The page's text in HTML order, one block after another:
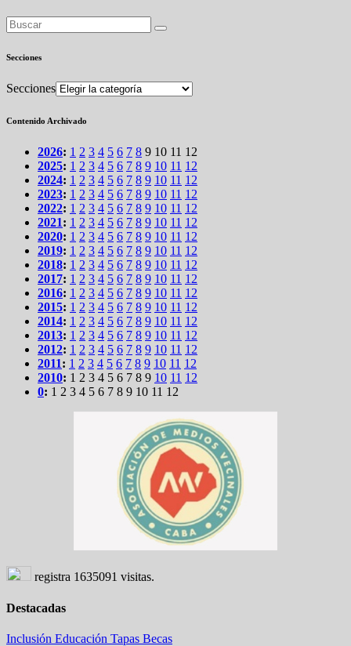
Secciones
Secciones
Contenido Archivado
2026: 1 2 3 4 5 6 7 8 9 10 11 12
2025: 1 2 3 4 5 6 7 8 9 10 11 12
2024: 1 2 3 4 5 6 7 8 9 10 11 12
2023: 1 2 3 4 5 6 7 8 9 10 11 12
2022: 1 2 3 4 5 6 7 8 9 10 11 12
2021: 1 2 3 4 5 6 7 8 9 10 11 12
2020: 1 2 3 4 5 6 7 8 9 10 11 12
2019: 1 2 3 4 5 6 7 8 9 10 11 12
2018: 1 2 3 4 5 6 7 8 9 10 11 12
2017: 1 2 3 4 5 6 7 8 9 10 11 12
2016: 1 2 3 4 5 6 7 8 9 10 11 12
2015: 1 2 3 4 5 6 7 8 9 10 11 12
2014: 1 2 3 4 5 6 7 8 9 10 11 12
2013: 1 2 3 4 5 6 7 8 9 10 11 12
2012: 1 2 3 4 5 6 7 8 9 10 11 12
2011: 1 2 3 4 5 6 7 8 9 10 11 12
2010: 1 2 3 4 5 6 7 8 9 10 11 12
0: 1 2 3 4 5 6 7 8 9 10 11 12
registra 1635091 visitas.
Destacadas
Inclusión Educación Tapas Becas